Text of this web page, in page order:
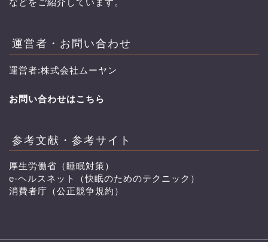
運営者・お問い合わせ
運営者:株式会社ムーヤン
お問い合わせはこちら
参考文献・参考サイト
厚生労働省（睡眠対策）
e-ヘルスネット（快眠のためのテクニック）
消費者庁（公正競争規約）